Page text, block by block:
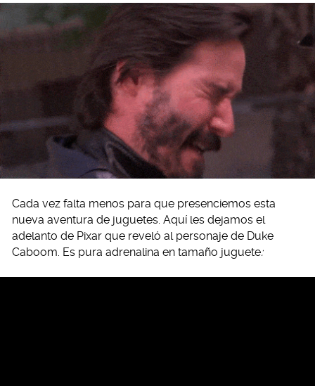
Cada vez falta menos para que presenciemos esta
nueva aventura de juguetes. Aquí les dejamos el
adelanto de Pixar que reveló al personaje de Duke
Caboom. Es pura adrenalina en tamaño juguete: